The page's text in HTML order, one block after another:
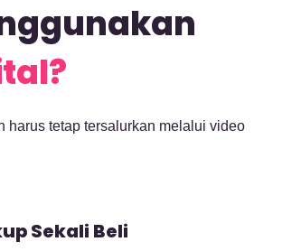
harus tetap tersalurkan melalui video
Sekali Beli